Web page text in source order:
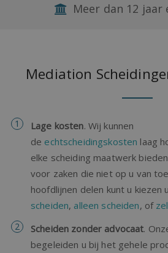
Meer dan 12 jaar
Mediation
Lage kosten. Wij kunnen
de echtscheidingskosten laag
elke scheiding maatwerk
voor zaken die niet op u van
hoofdlijnen delen kunt u kiezen
scheiden, alleen scheiden, of
Scheiden zonder advocaat.
begeleiden u bij het gehele